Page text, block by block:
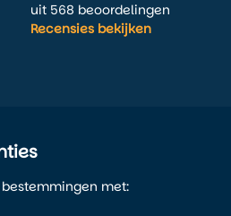
uit 568 beoordelingen
Recensies bekijken
met: